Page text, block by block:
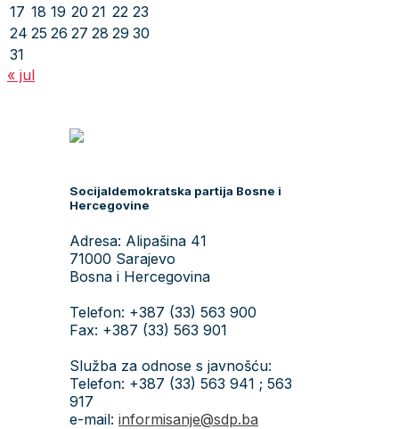
17 18 19 20 21 22 23
24 25 26 27 28 29 30
31
« jul
Socijaldemokratska partija Bosne i
Hercegovine
Adresa: Alipašina 41
71000 Sarajevo
Bosna i Hercegovina
Telefon: +387 (33) 563 900
Fax: +387 (33) 563 901
Služba za odnose s javnošću:
Telefon: +387 (33) 563 941 ; 563
917
e-mail: informisanje@sdp.ba